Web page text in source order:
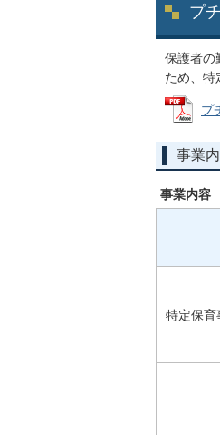
プ
保護者の
ため、特
プ
事業
事業内容
特定保育